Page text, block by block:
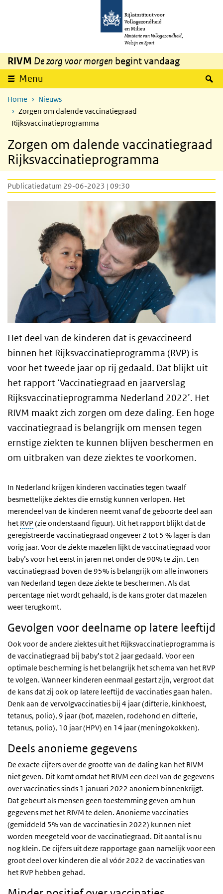
Overslaan en naar de inhoud gaan
Rijksinstituut voor
Volksgezondheid
en Milieu
Ministerie van Volksgezondheid,
Welzijn en Sport
RIVM De zorg voor morgen begint vandaag
Menu
Home
Nieuws
Zorgen om dalende vaccinatiegraad
Rijksvaccinatieprogramma
Zorgen om dalende vaccinatiegraad
Rijksvaccinatieprogramma
Publicatiedatum 29-06-2023 | 09:30
Het deel van de kinderen dat is gevaccineerd
binnen het Rijksvaccinatieprogramma (RVP) is
voor het tweede jaar op rij gedaald. Dat blijkt uit
het rapport ‘Vaccinatiegraad en jaarverslag
Rijksvaccinatieprogramma Nederland 2022’. Het
RIVM maakt zich zorgen om deze daling. Een hoge
vaccinatiegraad is belangrijk om mensen tegen
ernstige ziekten te kunnen blijven beschermen en
om uitbraken van deze ziektes te voorkomen.
In Nederland krijgen kinderen vaccinaties tegen twaalf
besmettelijke ziektes die ernstig kunnen verlopen. Het
merendeel van de kinderen neemt vanaf de geboorte deel aan
het RVP (zie onderstaand figuur). Uit het rapport blijkt dat de
geregistreerde vaccinatiegraad ongeveer 2 tot 5 % lager is dan
vorig jaar. Voor de ziekte mazelen lijkt de vaccinatiegraad voor
baby’s voor het eerst in jaren net onder de 90% te zijn. Een
vaccinatiegraad boven de 95% is belangrijk om alle inwoners
van Nederland tegen deze ziekte te beschermen. Als dat
percentage niet wordt gehaald, is de kans groter dat mazelen
weer terugkomt.
Gevolgen voor deelname op latere leeftijd
Ook voor de andere ziektes uit het Rijksvaccinatieprogramma is
de vaccinatiegraad bij baby’s tot 2 jaar gedaald. Voor een
optimale bescherming is het belangrijk het schema van het RVP
te volgen. Wanneer kinderen eenmaal gestart zijn, vergroot dat
de kans dat zij ook op latere leeftijd de vaccinaties gaan halen.
Denk aan de vervolgvaccinaties bij 4 jaar (difterie, kinkhoest,
tetanus, polio), 9 jaar (bof, mazelen, rodehond en difterie,
tetanus, polio), 10 jaar (HPV) en 14 jaar (meningokokken).
Deels anonieme gegevens
De exacte cijfers over de grootte van de daling kan het RIVM
niet geven. Dit komt omdat het RIVM een deel van de gegevens
over vaccinaties sinds 1 januari 2022 anoniem binnenkrijgt.
Dat gebeurt als mensen geen toestemming geven om hun
gegevens met het RIVM te delen. Anonieme vaccinaties
(gemiddeld 5% van de vaccinaties in 2022) kunnen niet
worden meegeteld voor de vaccinatiegraad. Dit aantal is nu
nog klein. De cijfers uit deze rapportage gaan namelijk voor een
groot deel over kinderen die al vóór 2022 de vaccinaties van
het RVP hebben gehad.